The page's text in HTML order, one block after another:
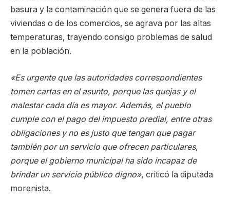
basura y la contaminación que se genera fuera de las
viviendas o de los comercios, se agrava por las altas
temperaturas, trayendo consigo problemas de salud
en la población.
«Es urgente que las autoridades correspondientes
tomen cartas en el asunto, porque las quejas y el
malestar cada día es mayor. Además, el pueblo
cumple con el pago del impuesto predial, entre otras
obligaciones y no es justo que tengan que pagar
también por un servicio que ofrecen particulares,
porque el gobierno municipal ha sido incapaz de
brindar un servicio público digno», criticó la diputada
morenista.